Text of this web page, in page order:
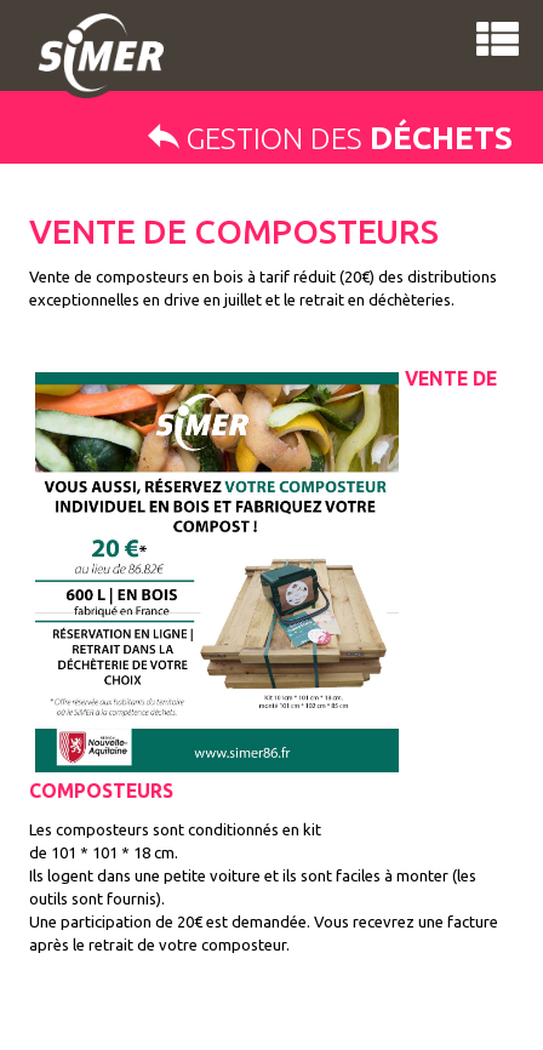
GESTION DES DÉCHETS
VENTE DE COMPOSTEURS
Vente de composteurs en bois à tarif réduit (20€) des distributions
exceptionnelles en drive en juillet et le retrait en déchèteries.
VENTE DE
COMPOSTEURS
Les composteurs sont conditionnés en kit
de 101 * 101 * 18 cm.
Ils logent dans une petite voiture et ils sont faciles à monter (les
outils sont fournis).
Une participation de 20€ est demandée. Vous recevrez une facture
après le retrait de votre composteur.